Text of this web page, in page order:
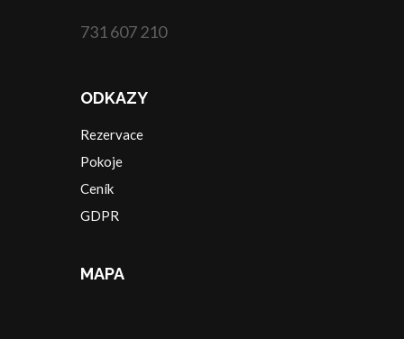
731 607 210
ODKAZY
Rezervace
Pokoje
Ceník
GDPR
MAPA